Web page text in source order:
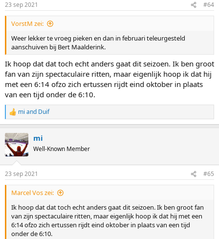
s
:
23 sep 2021 #64
VorstM zei:
Weer lekker te vroeg pieken en dan in februari teleurgesteld
aanschuiven bij Bert Maalderink.
Ik hoop dat dat toch echt anders gaat dit seizoen. Ik ben groot
fan van zijn spectaculaire ritten, maar eigenlijk hoop ik dat hij
met een 6:14 ofzo zich ertussen rijdt eind oktober in plaats
van een tijd onder de 6:10.
R
e
c
t
i
s
:
mi and Duif
mi
Well-Known Member
23 sep 2021 #65
Marcel Vos zei:
Ik hoop dat dat toch echt anders gaat dit seizoen. Ik ben groot fan
van zijn spectaculaire ritten, maar eigenlijk hoop ik dat hij met een
6:14 ofzo zich ertussen rijdt eind oktober in plaats van een tijd
onder de 6:10.